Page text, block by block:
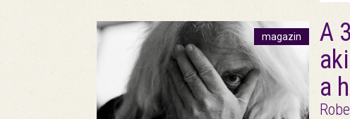
magazin
A
a